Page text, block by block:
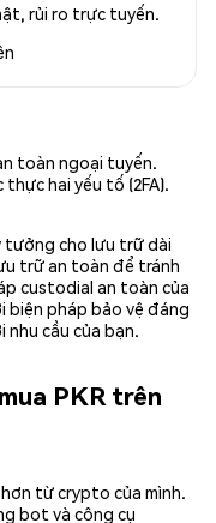
rủi ro trực tuyến.
toàn ngoại tuyến.
hai yếu tố (2FA).
tưởng cho lưu trữ dài
trữ an toàn để tránh
custodial an toàn của
biện pháp bảo vệ đáng
cầu của bạn.
PKR trên
từ crypto của mình.
bot và công cụ